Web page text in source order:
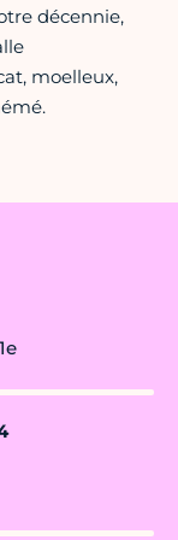
décennie,
moelleux,